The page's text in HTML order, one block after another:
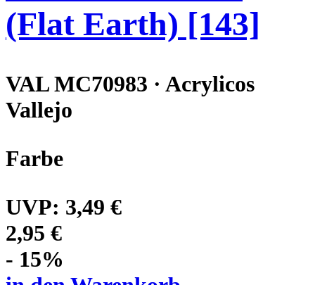
(Flat Earth) [143]
VAL MC70983 · Acrylicos
Vallejo
Farbe
UVP: 3,49 €
2,95 €
- 15%